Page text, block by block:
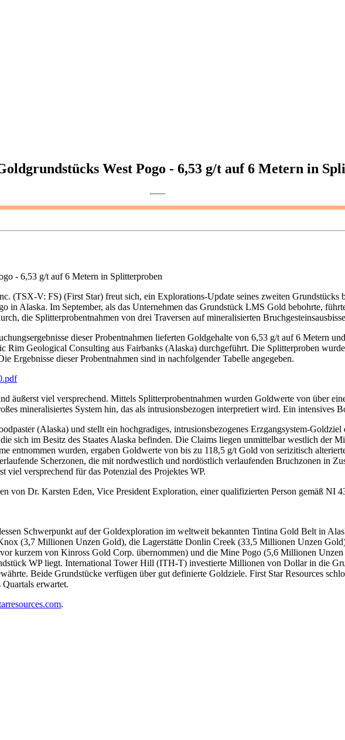
West Pogo - 6,53 g/t auf 6 Metern in
- 6,53 g/t auf 6 Metern in Splitterproben
(TSX-V: FS) (First Star) freut sich, ein Explorations-Update seines zweiten Grundstücks
in Alaska. Im September, als das Unternehmen das Grundstück LMS Gold bebohrte,
die Splitterprobentnahmen von drei Traversen auf mineralisierten
dieser Probentnahmen lieferten Goldgehalte von 6,53 g/t auf 6 Metern
Rim Geological Consulting aus Fairbanks (Alaska) durchgeführt. Die Splitterproben
Ergebnisse dieser Probentnahmen sind in nachfolgender Tabelle angegeben.
äußerst viel versprechend. Mittels Splitterprobentnahmen wurden Goldwerte von über
mineralisiertes System hin, das als intrusionsbezogen interpretiert wird. Ein intensives
(Alaska) und stellt ein hochgradiges, intrusionsbezogenes Erzgangsystem-
sich im Besitz des Staates Alaska befinden. Die Claims liegen unmittelbar westlich der
entnommen wurden, ergaben Goldwerte von bis zu 118,5 g/t Gold von serizitisch
Scherzonen, die mit nordwestlich und nordöstlich verlaufenden Bruchzonen in
viel versprechend für das Potenzial des Projektes WP.
von Dr. Karsten Eden, Vice President Exploration, einer qualifizierten Person gemäß NI
Schwerpunkt auf der Goldexploration im weltweit bekannten Tintina Gold Belt in
(3,7 Millionen Unzen Gold), die Lagerstätte Donlin Creek (33,5 Millionen Unzen
kurzem von Kinross Gold Corp. übernommen) und die Mine Pogo (5,6 Millionen
WP liegt. International Tower Hill (ITH-T) investierte Millionen von Dollar in die
Beide Grundstücke verfügen über gut definierte Goldziele. First Star Resources
erwartet.
.